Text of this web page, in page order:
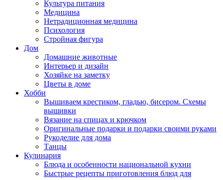
Культура питания
Медицина
Нетрадиционная медицина
Психология
Стройная фигура
Дом
Домашние животные
Интерьер и дизайн
Хозяйке на заметку
Цветы в доме
Хобби
Вышиваем крестиком, гладью, бисером. Схемы
вышивки
Вязание на спицах и крючком
Оригинальные подарки и подарки своими руками
Рукоделие для дома
Танцы
Кулинария
Блюда и особенности национальной кухни
Быстрые рецепты приготовления блюд для